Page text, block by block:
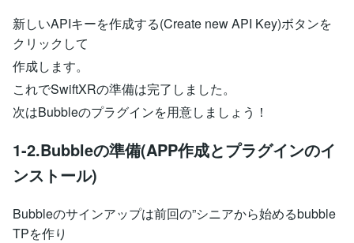
新しいAPIキーを作成する(Create new API Key)ボタンを
クリックして
作成します。
これでSwiftXRの準備は完了しました。
次はBubbleのプラグインを用意しましょう！
1-2.Bubbleの準備(APP作成とプラグインのイ
ンストール)
Bubbleのサインアップは前回の”シニアから始めるbubble
TPを作り